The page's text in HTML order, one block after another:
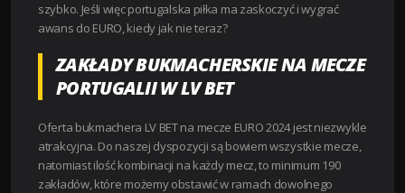
szybko. Jeśli więc portugalska piłka ma zaskoczyć i wygrać
awans do EURO, kiedy jak nie teraz?
ZAKŁADY BUKMACHERSKIE NA MECZE
PORTUGALII W LV BET
Oferta bukmachera LV BET na mecze EURO 2024 jest niezwykle
atrakcyjna. Do naszej dyspozycji są bowiem wszystkie mecze,
natomiast ilość kombinacji na każdy mecz, to minimum 190
zakładów, które możemy obstawić w ramach dowolnego